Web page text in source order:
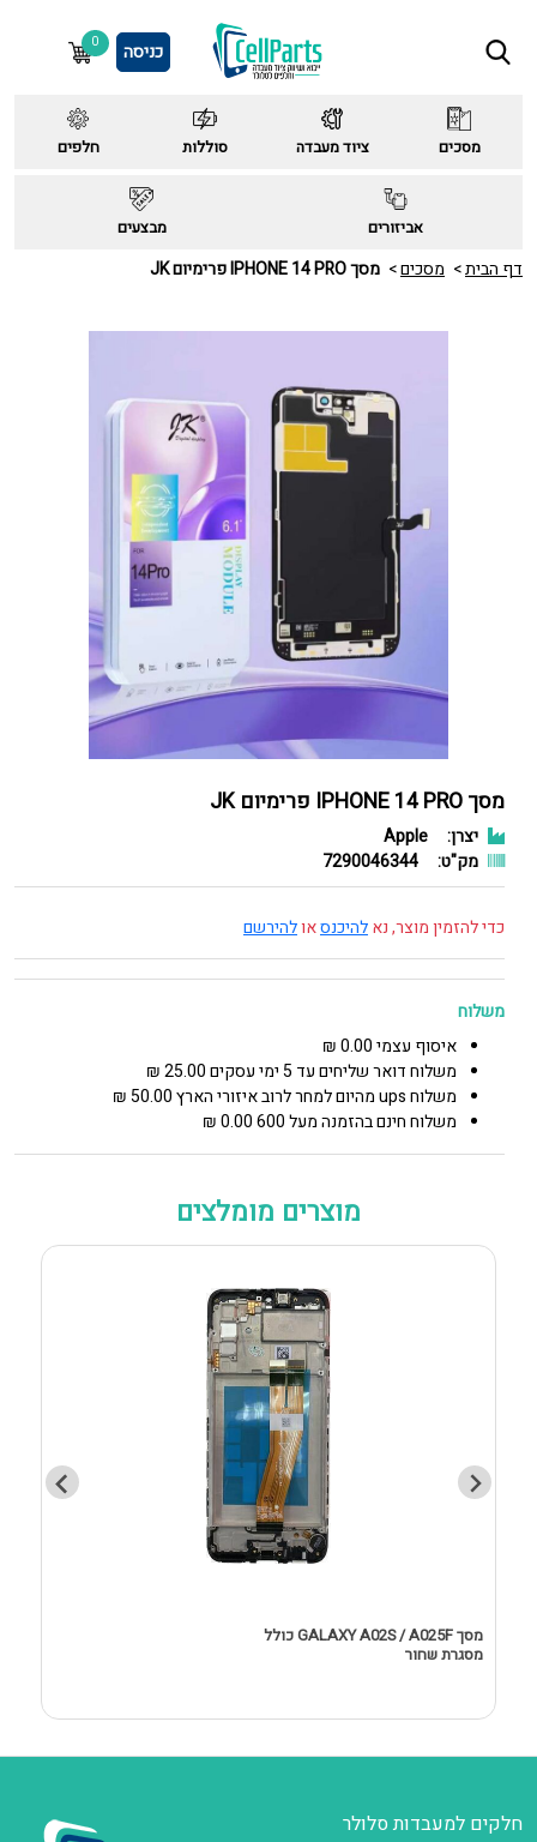
כניסה 0
מסכים ציוד מעבדה סוללות חלפים
אביזורים מבצעים
דף הבית מסכים מסך IPHONE 14 PRO פרימיום JK
מסך IPHONE 14 PRO פרימיום JK
יצרן:
Apple
מק"ט:
7290046344
כדי להזמין מוצר, נאלהיכנסאולהירשם
משלוח
איסוף עצמי 0.00 ₪
משלוח דואר שליחים עד 5 ימי עסקים 25.00 ₪
משלוח ups מהיום למחר לרוב איזורי הארץ 50.00 ₪
משלוח חינם בהזמנה מעל 600 0.00 ₪
מוצרים מומלצים
מסך GALAXY A02S / A025F כולל
מסגרת שחור
חלקים למעבדות סלולר